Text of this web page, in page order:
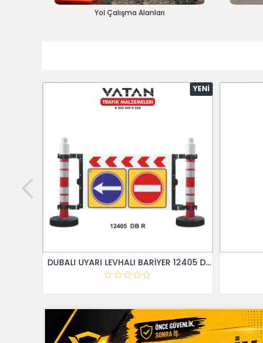
Yol Çalışma Alanları
YENI
DUBALI UYARI LEVHALI BARİYER 12405 DB R